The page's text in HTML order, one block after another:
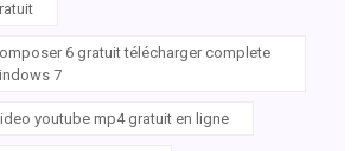
6 gratuit télécharger complete
7
youtube mp4 gratuit en ligne